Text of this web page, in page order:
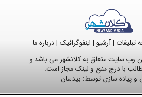
تبلیغات |آرشیو | اینفوگرافیک |درباره ما
وب سایت متعلق به کلانشهر می باشد و
با درج منبع و لینک مجاز است.
و پیاده سازی توسط: بیدسان